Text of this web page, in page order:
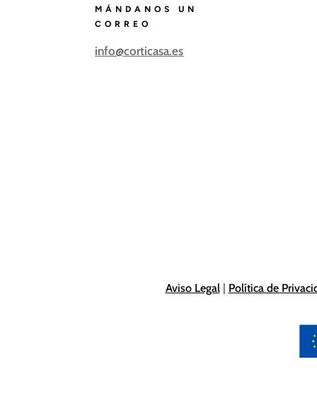
MÁNDANOS UN
CORREO
info@corticasa.es
Aviso Legal| Política de